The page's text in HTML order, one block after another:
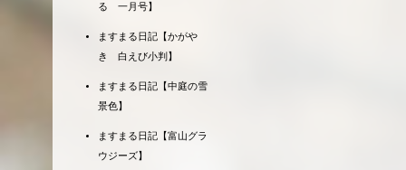
る 一月号】
ますまる日記【かがや
き 白えび小判】
ますまる日記【中庭の雪
景色】
ますまる日記【富山グラ
ウジーズ】